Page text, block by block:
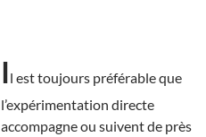
Il est toujours préférable que
l’expérimentation directe
accompagne ou suivent de près